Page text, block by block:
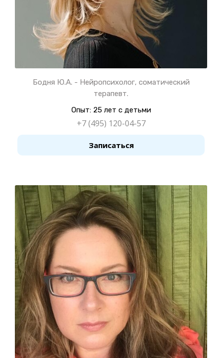
Бодня Ю.А. - Нейропсихолог, соматический
терапевт.
Опыт: 25 лет с детьми
+7 (495) 120-04-57
Записаться